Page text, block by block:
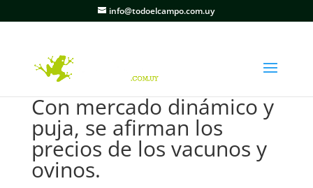
info@todoelcampo.com.uy
Con mercado dinámico y
puja, se afirman los
precios de los vacunos y
ovinos.